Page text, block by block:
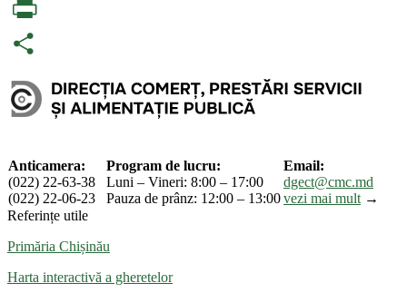
Telegram
PrintFriendly
Partajează
Anticamera:
(022) 22-63-38
(022) 22-06-23
Program de lucru:
Luni – Vineri: 8:00 – 17:00
Pauza de prânz: 12:00 – 13:00
Email:
dgect@cmc.md
vezi mai mult →
Referințe utile
Primăria Chișinău
Harta interactivă a gheretelor